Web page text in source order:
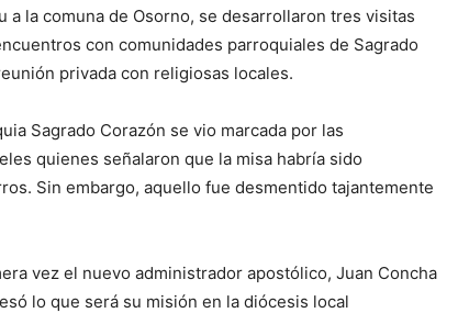
la comuna de Osorno, se desarrollaron tres visitas
con comunidades parroquiales de Sagrado
privada con religiosas locales.
Sagrado Corazón se vio marcada por las
quienes señalaron que la misa habría sido
Sin embargo, aquello fue desmentido tajantemente
vez el nuevo administrador apostólico, Juan Concha
lo que será su misión en la diócesis local